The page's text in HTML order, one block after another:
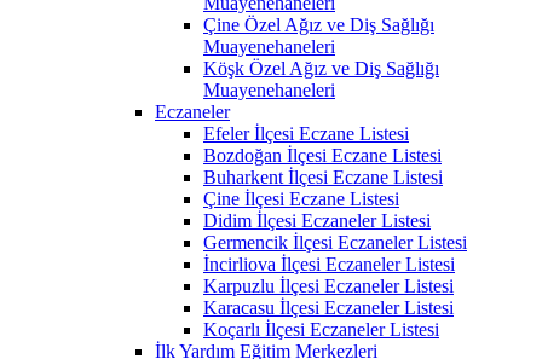
Çine Özel Ağız ve Diş Sağlığı
Muayenehaneleri
Köşk Özel Ağız ve Diş Sağlığı
Muayenehaneleri
Eczaneler
Efeler İlçesi Eczane Listesi
Bozdoğan İlçesi Eczane Listesi
Buharkent İlçesi Eczane Listesi
Çine İlçesi Eczane Listesi
Didim İlçesi Eczaneler Listesi
Germencik İlçesi Eczaneler Listesi
İncirliova İlçesi Eczaneler Listesi
Karpuzlu İlçesi Eczaneler Listesi
Karacasu İlçesi Eczaneler Listesi
Koçarlı İlçesi Eczaneler Listesi
İlk Yardım Eğitim Merkezleri